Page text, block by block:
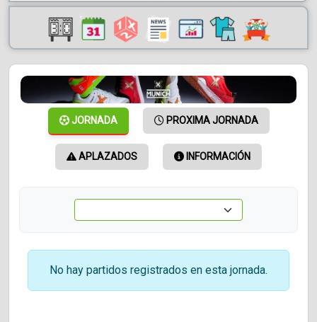
JORNADA PROXIMA JORNADA
APLAZADOS INFORMACIÓN
No hay partidos registrados en esta jornada.